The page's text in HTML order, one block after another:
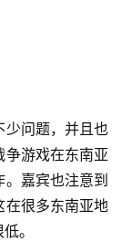
少问题，并且也
争游戏在东南亚
嘉宾也注意到
在很多东南亚地
。